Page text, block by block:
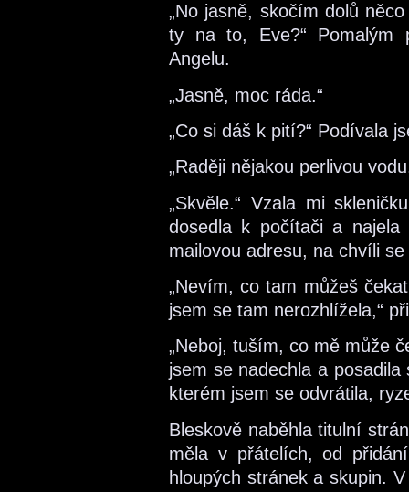
„No jasně, skočím dolů
ty na to, Eve?“ Pomalým
Angelu.
„Jasně, moc ráda.“
„Co si dáš k pití?“ Podívala
„Raději nějakou perlivou
„Skvěle.“ Vzala mi
dosedla k počítači a
mailovou adresu, na chvíli
„Nevím, co tam můžeš
jsem se tam nerozhlížela,“
„Neboj, tuším, co mě může
jsem se nadechla a
kterém jsem se odvrátila,
Bleskově naběhla titulní
měla v přátelích, od
hloupých stránek a skupin.